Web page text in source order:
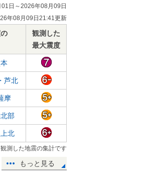
日～2026年08月09日
年08月09日21:41更新
観測した
最大震度
芦北
摩
部
北
測した地震の集計です
もっと見る